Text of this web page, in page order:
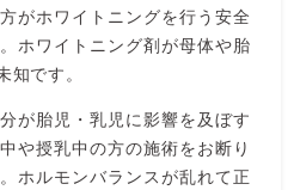
がホワイトニングを行う安全
ホワイトニング剤が母体や胎
です。
が胎児・乳児に影響を及ぼす
や授乳中の方の施術をお断り
ホルモンバランスが乱れて正